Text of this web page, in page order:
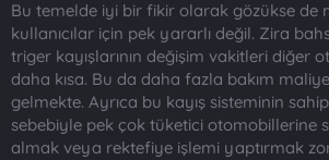
Bu temelde iyi bir fikir olarak gözükse de
kullanıcılar için pek yararlı değil. Zira
triger kayışlarının değişim vakitleri diğer
daha kısa. Bu da daha fazla bakım
gelmekte. Ayrıca bu kayış sisteminin
sebebiyle pek çok tüketici otomobillerine
almak veya rektefiye işlemi yaptırmak